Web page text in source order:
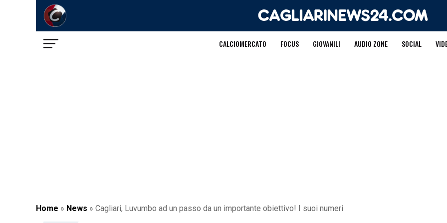
CALCIOMERCATO FOCUS GIOVANILI AUDIO ZONE SOCIAL
Home » News » Cagliari, Luvumbo ad un passo da un importante obiettivo! I suoi numeri